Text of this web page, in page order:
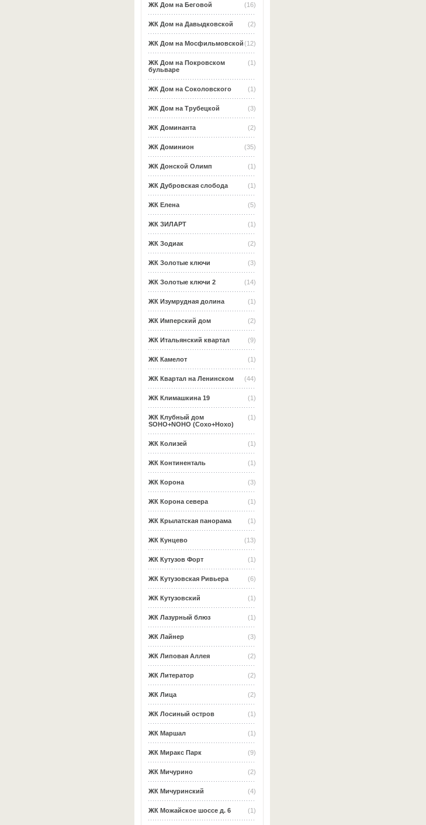
(16)
ЖК Дом на Беговой
(2)
ЖК Дом на Давыдковской
(12)
ЖК Дом на Мосфильмовской
(1)
ЖК Дом на Покровском
бульваре
(1)
ЖК Дом на Соколовского
(3)
ЖК Дом на Трубецкой
(2)
ЖК Доминанта
(35)
ЖК Доминион
(1)
ЖК Донской Олимп
(1)
ЖК Дубровская слобода
(5)
ЖК Елена
(1)
ЖК ЗИЛАРТ
(2)
ЖК Зодиак
(3)
ЖК Золотые ключи
(14)
ЖК Золотые ключи 2
(1)
ЖК Изумрудная долина
(2)
ЖК Имперский дом
(9)
ЖК Итальянский квартал
(1)
ЖК Камелот
(44)
ЖК Квартал на Ленинском
(1)
ЖК Климашкина 19
(1)
ЖК Клубный дом
SOHO+NOHO (Сохо+Нохо)
(1)
ЖК Колизей
(1)
ЖК Континенталь
(3)
ЖК Корона
(1)
ЖК Корона севера
(1)
ЖК Крылатская панорама
(13)
ЖК Кунцево
(1)
ЖК Кутузов Форт
(6)
ЖК Кутузовская Ривьера
(1)
ЖК Кутузовский
(1)
ЖК Лазурный блюз
(3)
ЖК Лайнер
(2)
ЖК Липовая Аллея
(2)
ЖК Литератор
(2)
ЖК Лица
(1)
ЖК Лосиный остров
(1)
ЖК Маршал
(9)
ЖК Миракс Парк
(2)
ЖК Мичурино
(4)
ЖК Мичуринский
(1)
ЖК Можайское шоссе д. 6